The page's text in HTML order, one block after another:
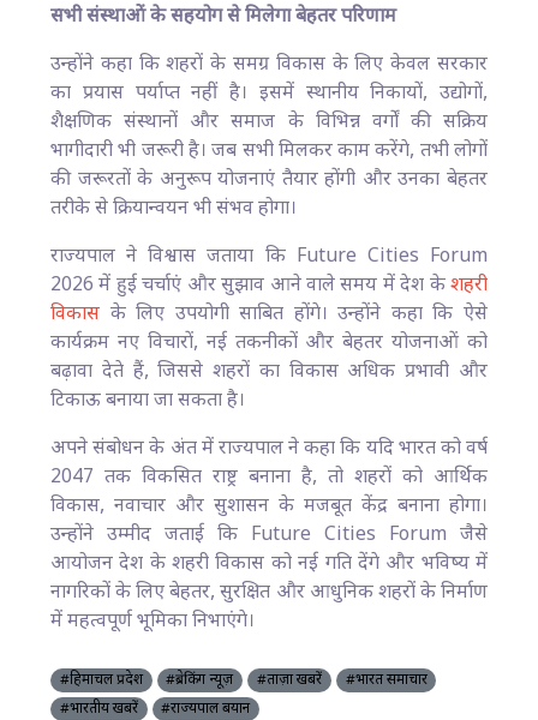
सभी संस्थाओं के सहयोग से मिलेगा बेहतर परिणाम
उन्होंने कहा कि शहरों के समग्र विकास के लिए केवल सरकार
का प्रयास पर्याप्त नहीं है। इसमें स्थानीय निकायों, उद्योगों,
शैक्षणिक संस्थानों और समाज के विभिन्न वर्गों की सक्रिय
भागीदारी भी जरूरी है। जब सभी मिलकर काम करेंगे, तभी लोगों
की जरूरतों के अनुरूप योजनाएं तैयार होंगी और उनका बेहतर
तरीके से क्रियान्वयन भी संभव होगा।
राज्यपाल ने विश्वास जताया कि Future Cities Forum
2026 में हुई चर्चाएं और सुझाव आने वाले समय में देश केशहरी
विकास के लिए उपयोगी साबित होंगे। उन्होंने कहा कि ऐसे
कार्यक्रम नए विचारों, नई तकनीकों और बेहतर योजनाओं को
बढ़ावा देते हैं, जिससे शहरों का विकास अधिक प्रभावी और
टिकाऊ बनाया जा सकता है।
अपने संबोधन के अंत में राज्यपाल ने कहा कि यदि भारत को वर्ष
2047 तक विकसित राष्ट्र बनाना है, तो शहरों को आर्थिक
विकास, नवाचार और सुशासन के मजबूत केंद्र बनाना होगा।
उन्होंने उम्मीद जताई कि Future Cities Forum जैसे
आयोजन देश के शहरी विकास को नई गति देंगे और भविष्य में
नागरिकों के लिए बेहतर, सुरक्षित और आधुनिक शहरों के निर्माण
में महत्वपूर्ण भूमिका निभाएंगे।
#हिमाचल प्रदेश #ब्रेकिंग न्यूज़ #ताज़ा खबरें
#भारत समाचार
#भारतीय खबरें
#राज्यपाल बयान